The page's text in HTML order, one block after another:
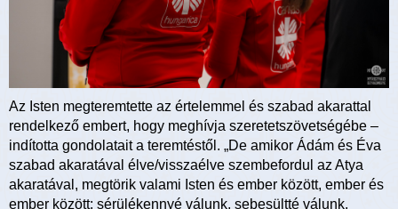
Az Isten megteremtette az értelemmel és szabad akarattal
rendelkező embert, hogy meghívja szeretetszövetségébe –
indította gondolatait a teremtéstől. „De amikor Ádám és Éva
szabad akaratával élve/visszaélve szembefordul az Atya
akaratával, megtörik valami Isten és ember között, ember és
ember között: sérülékennyé válunk, sebesültté válunk.